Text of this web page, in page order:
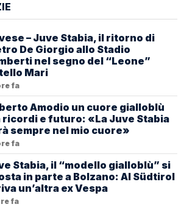
– Juve Stabia, il ritorno di
De Giorgio allo Stadio
nel segno del “Leone”
Mari
fa
Amodio un cuore gialloblù
ricordi e futuro: «La Juve Stabia
sempre nel mio cuore»
fa
Stabia, il “modello gialloblù” si
in parte a Bolzano: Al Südtirol
un’altra ex Vespa
fa